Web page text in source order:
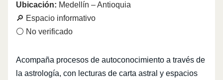
Ubicación: Medellín – Antioquia
🔎 Espacio informativo
⚪ No verificado
Acompaña procesos de autoconocimiento a través de
la astrología, con lecturas de carta astral y espacios